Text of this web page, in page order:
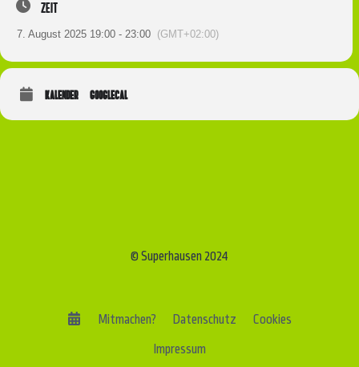
Zeit
7. August 2025 19:00 - 23:00 (GMT+02:00)
KALENDER GOOGLECAL
© Superhausen 2024
Mitmachen? Datenschutz Cookies
Impressum